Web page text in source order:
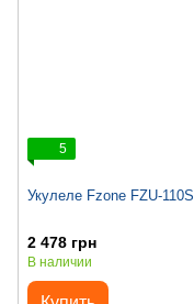
5
Укулеле Fzone FZU-110S
2 478 грн
В наличии